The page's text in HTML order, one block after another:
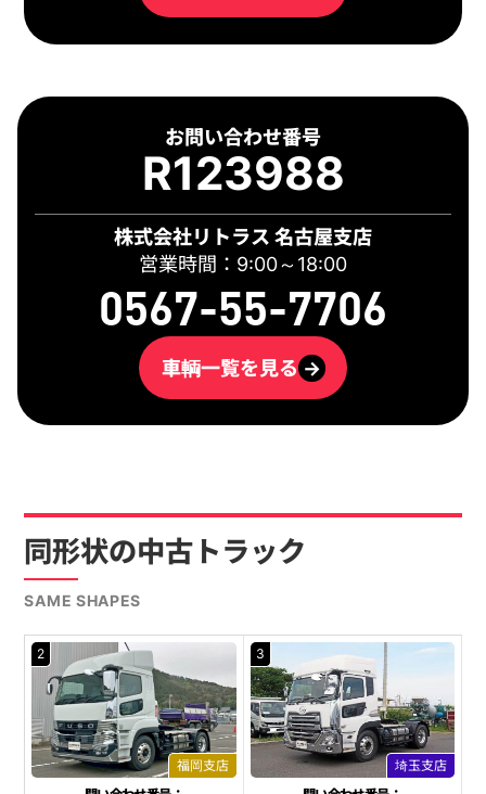
お問い合わせ番号
R123988
株式会社リトラス 名古屋支店
営業時間：9:00～18:00
0567-55-7706
車輌一覧を見る →
同形状の中古トラック
SAME SHAPES
2
福岡支店
3
埼玉支店